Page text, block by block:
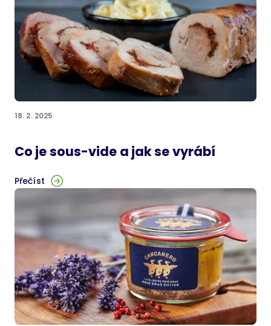
18. 2. 2025
Co je sous-vide a jak se vyrábí
Přečíst